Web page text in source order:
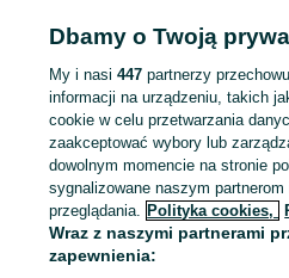
KATEGORIA
ID:982583226
Dbamy o Twoją
My i nasi447 partnerzy
informacji na urządzeniu, takich
cookie w celu przetwarzania
zaakceptować wybory lub
dowolnym momencie na stronie
sygnalizowane naszym partnerom
przeglądania. Polityka cookies,
Wraz z naszymi partnerami
zapewnienia: